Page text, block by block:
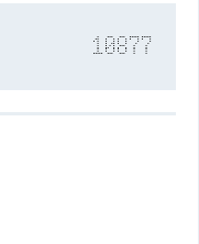
10877